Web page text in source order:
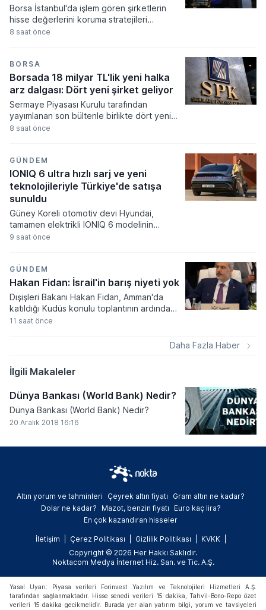
Borsa İstanbul'da işlem gören şirketlerin
hisse değerlerini koruma stratejileri
kapsamında yürüttükleri pay geri alım
üzerinden yapılan son bildirimlerde
aralarında enerji ve gayrimenkul
sektöründen dev isimlerin de bulunduğu
altı farklı kuruluşun piyasadan alım yaptığı
görülüyor.
8 saat önce
BORSA
Borsada 18 milyar TL'lik yeni halka
arz dalgası: Dört yeni şirket geliyor
Sermaye Piyasası Kurulu tarafından
yayımlanan son bültenle birlikte dört yeni
şirketin halka arz başvurusuna onay
akın zamanda talep toplama sürecine
başlayarak borsaya adım atacaklar Çitlekçi
Mağazacılık, Teknika Plast, Türker Vangölü
Enerji ve Kapeks Kimya oldu.
8 saat önce
GÜNDEM
IONIQ 6 ultra hızlı sarj ve yeni
teknolojileriyle Türkiye'de satışa
sunuldu
Güney Koreli otomotiv devi Hyundai,
tamamen elektrikli IONIQ 6 modelinin
kapsamlı bir şekilde güncellenen yeni
donanımlarıyla yenilenen araç, 800 volt
mimarisi sayesinde ultra hızlı şarj
istasyonlarında bataryasını 18 dakika gibi
kısa bir sürede yüzde 10'dan yüzde 80
doluluğa ulaştırabiliyor.
9 saat önce
GÜNDEM
Hakan Fidan: İsrail'in barış niyeti yok
Dışişleri Bakanı Hakan Fidan, Amman'da
katıldığı Kudüs konulu toplantının ardından
bölgesel gelişmelere ve Gazze'deki barış
karşı uluslararası toplumun somut adımlar
atması gerektiğini vurguladı.
11 saat önce
Daha Fazla Haber
İlgili Makaleler
Dünya Bankası (World Bank) Nedir?
Dünya Bankası (World Bank) Nedir?
20 Aralık 2018 16:16
Altın yorum ve tahminleri Çeyrek altın fiyatı
Gram altın ne kadar?
Dolar ne kadar?
Mazot, benzin fiyatı
Euro kaç lira?
En çok kazandıran hisseler
İletişim Çerez Politikası Gizlilik Politikası
KVKK
Copyright © 2026 Her Hakkı Saklıdır.
Noktacom Medya İnternet Hiz. San. ve Tic. A.Ş.
Yasal Uyarı: Piyasa verileri Forinvest Yazılım ve Teknolojileri Hizmetleri A.Ş.
tarafından sağlanmaktadır. Hisse senedi verileri 15 dakika, Tahvil-Bono-Repo özet
verileri 15 dakika gecikmelidir. Burada yer alan yatırım bilgi, yorum ve tavsiyeleri